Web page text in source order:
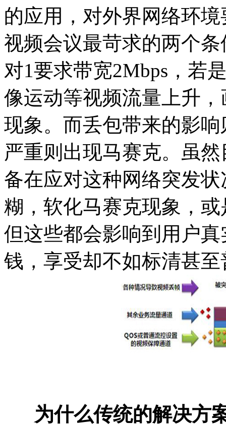
的应用，对外界网络环
视频会议最苛求的两个
对1要求带宽2Mbps，若
像运动等视频流量上升
现象。而丢包带来的影
严重则出现马赛克。虽
备在应对这种网络突发
糊，软化马赛克现象，
但这些都会影响到用户
钱，享受却不如标清甚
为什么传统的解决方